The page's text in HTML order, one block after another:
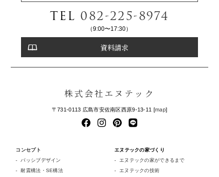
TEL 082-225-8974
（9:00〜17:30）
資料請求
株式会社エヌテック
〒731-0113 広島市安佐南区西原9-13-11 [map]
コンセプト
パッシブデザイン
耐震構法・SE構法
エヌテックの家づくり
エヌテックの家ができるまで
エヌテックの技術